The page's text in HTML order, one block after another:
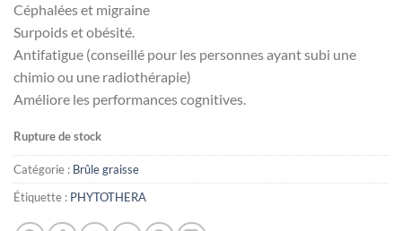
Céphalées et migraine
Surpoids et obésité.
Antifatigue (conseillé pour les personnes ayant subi une
chimio ou une radiothérapie)
Améliore les performances cognitives.
Rupture de stock
Catégorie : Brûle graisse
Étiquette : PHYTOTHERA